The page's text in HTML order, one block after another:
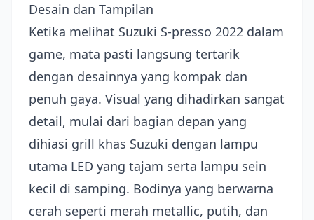
Desain dan Tampilan
Ketika melihat Suzuki S-presso 2022 dalam
game, mata pasti langsung tertarik
dengan desainnya yang kompak dan
penuh gaya. Visual yang dihadirkan sangat
detail, mulai dari bagian depan yang
dihiasi grill khas Suzuki dengan lampu
utama LED yang tajam serta lampu sein
kecil di samping. Bodinya yang berwarna
cerah seperti merah metallic, putih, dan